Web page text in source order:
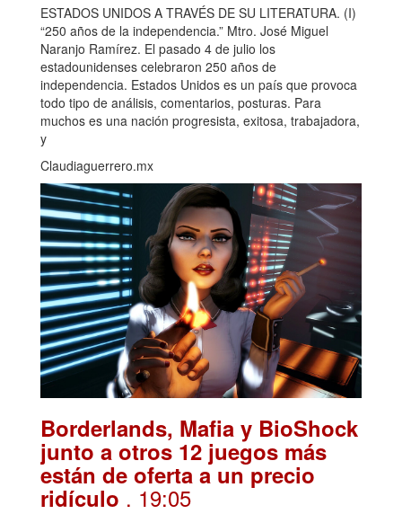
ESTADOS UNIDOS A TRAVÉS DE SU LITERATURA. (I)
“250 años de la independencia.” Mtro. José Miguel
Naranjo Ramírez. El pasado 4 de julio los
estadounidenses celebraron 250 años de
independencia. Estados Unidos es un país que provoca
todo tipo de análisis, comentarios, posturas. Para
muchos es una nación progresista, exitosa, trabajadora,
y
Claudiaguerrero.mx
Borderlands, Mafia y BioShock
junto a otros 12 juegos más
están de oferta a un precio
ridículo . 19:05